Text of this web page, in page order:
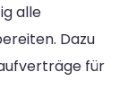
alle
Dazu
für